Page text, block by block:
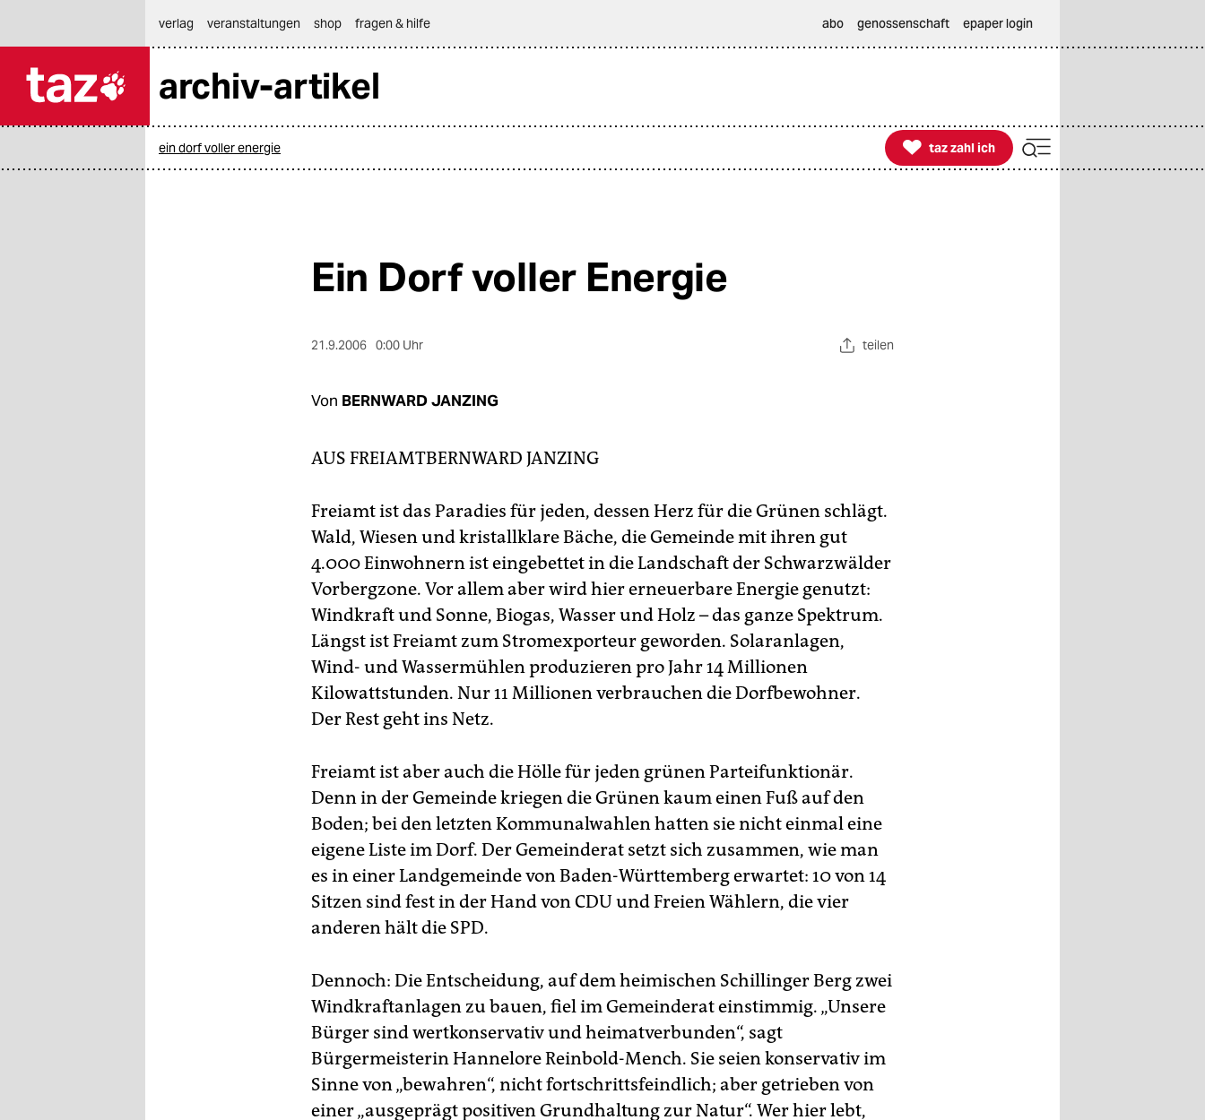
themen
verlag
veranstaltungen shop fragen & hilfe abo genossenschaft epaper login
archiv-artikel
ein dorf voller energie 
taz zahl ich
taz zahl ich
Ein Dorf voller Energie
21.9.2006 0:00 Uhr teilen
Von BERNWARD JANZING
AUS FREIAMTBERNWARD JANZING
Freiamt ist das Paradies für jeden, dessen Herz für die Grünen schlägt.
Wald, Wiesen und kristallklare Bäche, die Gemeinde mit ihren gut
4.000 Einwohnern ist eingebettet in die Landschaft der Schwarzwälder
Vorbergzone. Vor allem aber wird hier erneuerbare Energie genutzt:
Windkraft und Sonne, Biogas, Wasser und Holz – das ganze Spektrum.
Längst ist Freiamt zum Stromexporteur geworden. Solaranlagen,
Wind- und Wassermühlen produzieren pro Jahr 14 Millionen
Kilowattstunden. Nur 11 Millionen verbrauchen die Dorfbewohner.
Der Rest geht ins Netz.
Freiamt ist aber auch die Hölle für jeden grünen Parteifunktionär.
Denn in der Gemeinde kriegen die Grünen kaum einen Fuß auf den
Boden; bei den letzten Kommunalwahlen hatten sie nicht einmal eine
eigene Liste im Dorf. Der Gemeinderat setzt sich zusammen, wie man
es in einer Landgemeinde von Baden-Württemberg erwartet: 10 von 14
Sitzen sind fest in der Hand von CDU und Freien Wählern, die vier
anderen hält die SPD.
Dennoch: Die Entscheidung, auf dem heimischen Schillinger Berg zwei
Windkraftanlagen zu bauen, fiel im Gemeinderat einstimmig. „Unsere
Bürger sind wertkonservativ und heimatverbunden“, sagt
Bürgermeisterin Hannelore Reinbold-Mench. Sie seien konservativ im
Sinne von „bewahren“, nicht fortschrittsfeindlich; aber getrieben von
einer „ausgeprägt positiven Grundhaltung zur Natur“. Wer hier lebt,